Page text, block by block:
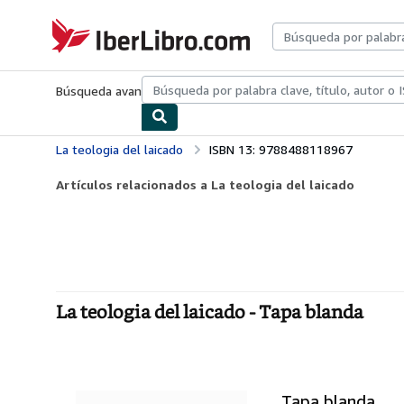
IberLibro.com
Búsqueda avanzadaColecciones Libros antiguosArte y
La teologia del laicado ISBN 13: 9788488118967
Artículos relacionados a La teologia del laicado
La teologia del laicado - Tapa blanda